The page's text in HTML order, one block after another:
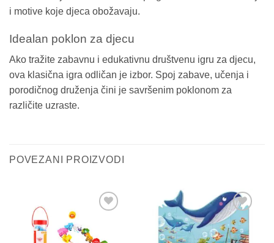
i motive koje djeca obožavaju.
Idealan poklon za djecu
Ako tražite zabavnu i edukativnu društvenu igru za djecu,
ova klasična igra odličan je izbor. Spoj zabave, učenja i
porodičnog druženja čini je savršenim poklonom za
različite uzraste.
POVEZANI PROIZVODI
proizvod
Sačuvaj
proizvod